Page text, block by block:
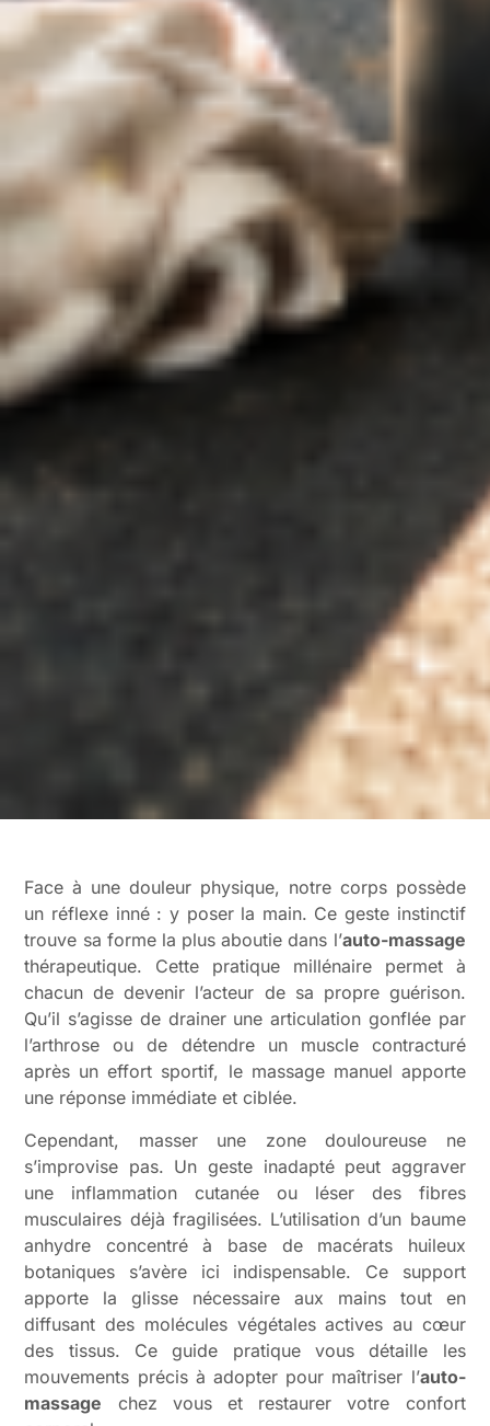
Face à une douleur physique, notre corps possède
un réflexe inné : y poser la main. Ce geste instinctif
trouve sa forme la plus aboutie dans l’auto-massage
thérapeutique. Cette pratique millénaire permet à
chacun de devenir l’acteur de sa propre guérison.
Qu’il s’agisse de drainer une articulation gonflée par
l’arthrose ou de détendre un muscle contracturé
après un effort sportif, le massage manuel apporte
une réponse immédiate et ciblée.
Cependant, masser une zone douloureuse ne
s’improvise pas. Un geste inadapté peut aggraver
une inflammation cutanée ou léser des fibres
musculaires déjà fragilisées. L’utilisation d’un baume
anhydre concentré à base de macérats huileux
botaniques s’avère ici indispensable. Ce support
apporte la glisse nécessaire aux mains tout en
diffusant des molécules végétales actives au cœur
des tissus. Ce guide pratique vous détaille les
mouvements précis à adopter pour maîtriser l’auto-
massage chez vous et restaurer votre confort